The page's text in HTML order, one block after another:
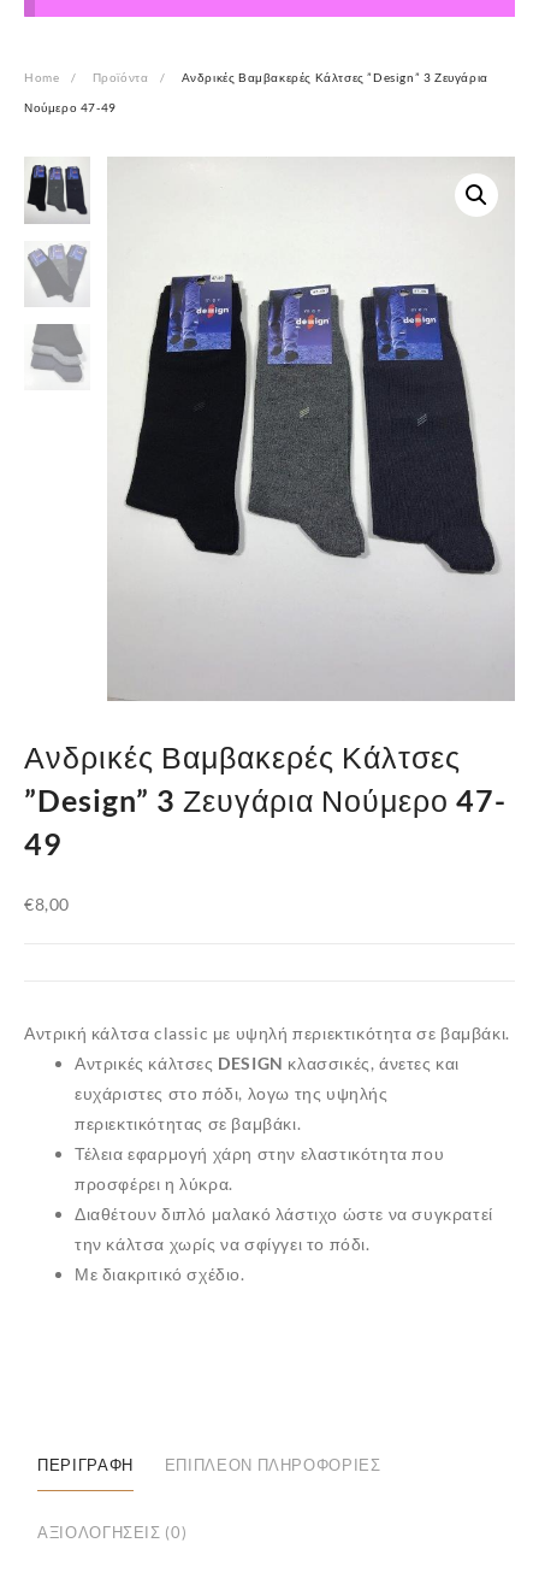
Home Προϊόντα Ανδρικές Βαμβακερές Κάλτσες ”Design” 3 Ζευγάρια
Νούμερο 47-49
Ανδρικές Βαμβακερές Κάλτσες
”Design” 3 Ζευγάρια Νούμερο 47-
49
€8,00
Αντρική κάλτσα classic με υψηλή περιεκτικότητα σε βαμβάκι.
Αντρικές κάλτσες DESIGN κλασσικές, άνετες και
ευχάριστες στο πόδι, λογω της υψηλής
περιεκτικότητας σε βαμβάκι.
Τέλεια εφαρμογή χάρη στην ελαστικότητα που
προσφέρει ηλύκρα.
Διαθέτουν διπλό μαλακό λάστιχο ώστε να συγκρατεί
την κάλτσα χωρίς να σφίγγει το πόδι.
Με διακριτικό σχέδιο.
ΠΕΡΙΓΡΑΦΉ ΕΠΙΠΛΈΟΝ ΠΛΗΡΟΦΟΡΊΕΣ
ΑΞΙΟΛΟΓΉΣΕΙΣ (0)